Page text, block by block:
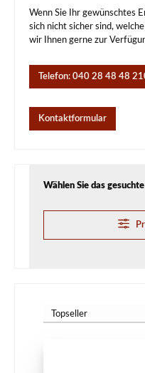
Wenn Sie Ihr gewünschtes
sich nicht sicher sind,
wir Ihnen gerne zur
Telefon: 040 28 48 48
Kontaktformular
Wählen Sie das